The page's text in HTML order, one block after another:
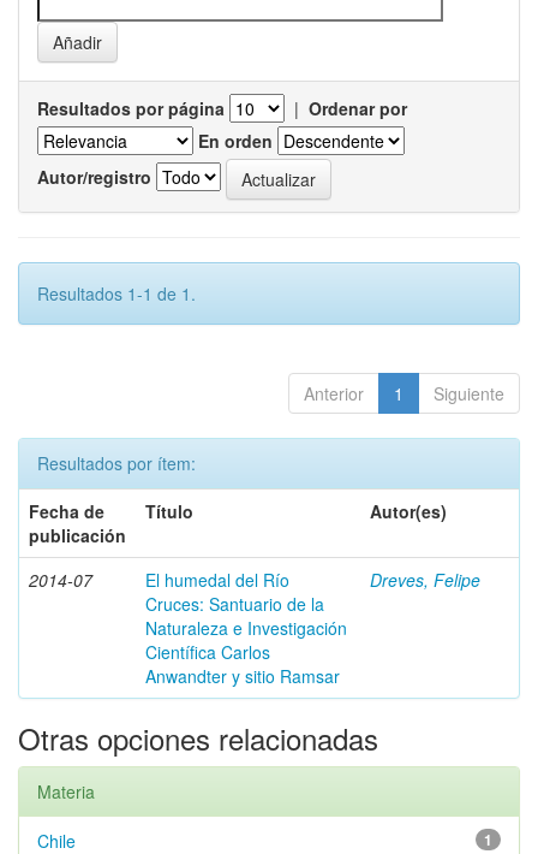
Resultados por página | Ordenar por
En orden
Autor/registro
Resultados 1-1 de 1.
Anterior 1 Siguiente
Resultados por ítem:
Fecha de
publicación
Título Autor(es)
2014-07
El humedal del Río
Cruces: Santuario de la
Naturaleza e Investigación
Científica Carlos
Anwandter y sitio Ramsar
Dreves, Felipe
Otras opciones relacionadas
Materia
1
Chile